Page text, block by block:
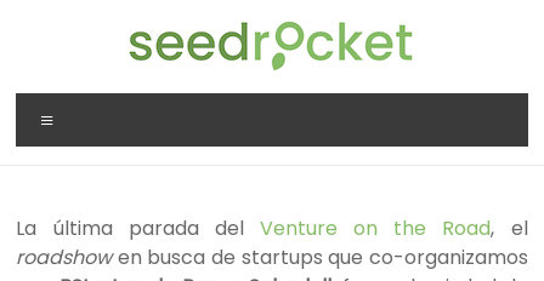
SeedRocket
La
que
nació
La última parada del Venture on the Road, el
roadshowen busca de startups que co-organizamos